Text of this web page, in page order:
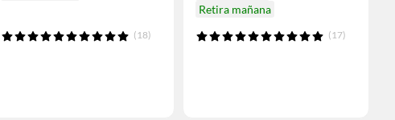
(18)
Retira mañana
(17)